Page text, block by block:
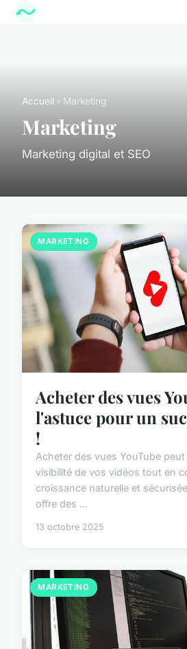
Accueil › Marketing
Marketing
Marketing digital et SEO
MARKETING
Acheter des vues
l'astuce pour un
!
Acheter des vues YouTube peut
visibilité de vos vidéos tout en
croissance naturelle et
offre des ...
13 octobre 2025
MARKETING